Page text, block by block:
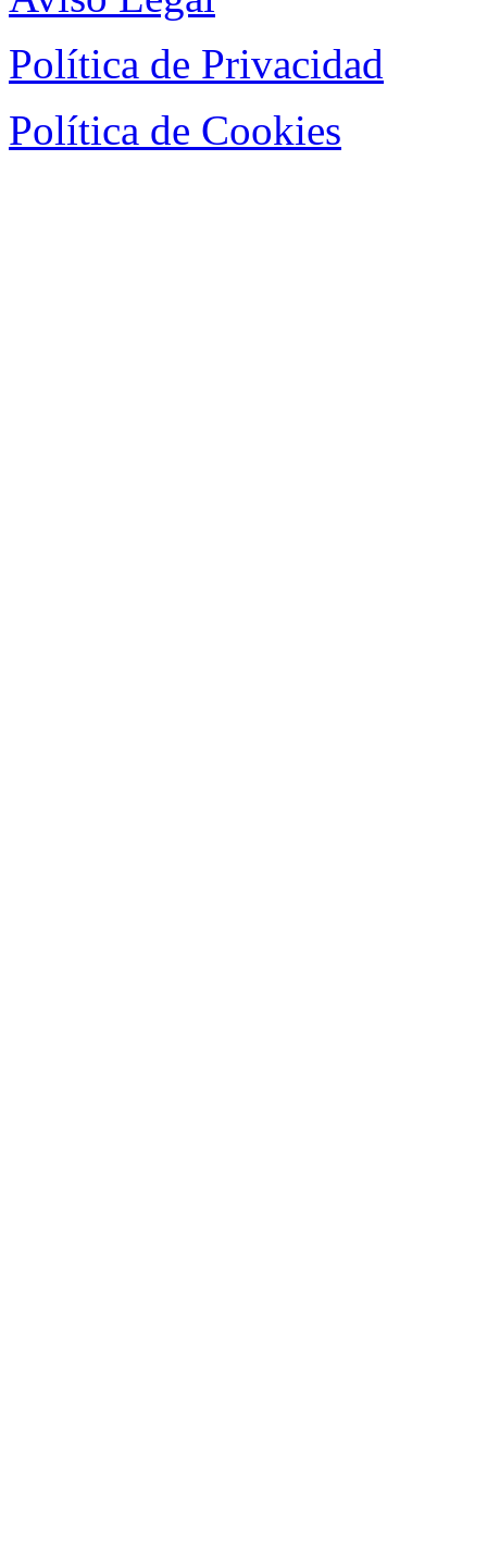
Política de Privacidad
Política de Cookies